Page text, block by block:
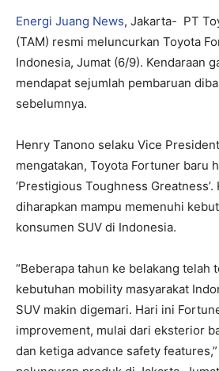
Energi Juang News, Jakarta- PT
(TAM) resmi meluncurkan Toyota
Indonesia, Jumat (6/9). Kendaraan
mendapat sejumlah pembaruan
sebelumnya.
Henry Tanono selaku Vice
mengatakan, Toyota Fortuner baru
‘Prestigious Toughness
diharapkan mampu memenuhi
konsumen SUV di Indonesia.
“Beberapa tahun ke belakang telah
kebutuhan mobility masyarakat
SUV makin digemari. Hari ini
improvement, mulai dari eksterior
dan ketiga advance safety